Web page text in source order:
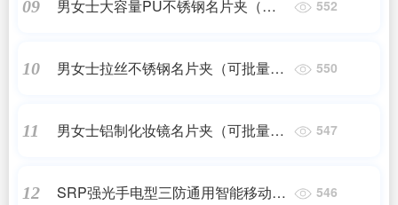
09
男女士大容量PU不锈钢名片夹（可
552
10
男女士拉丝不锈钢名片夹（可批量定
550
11
男女士铝制化妆镜名片夹（可批量定
547
12
SRP强光手电型三防通用智能移动电
546